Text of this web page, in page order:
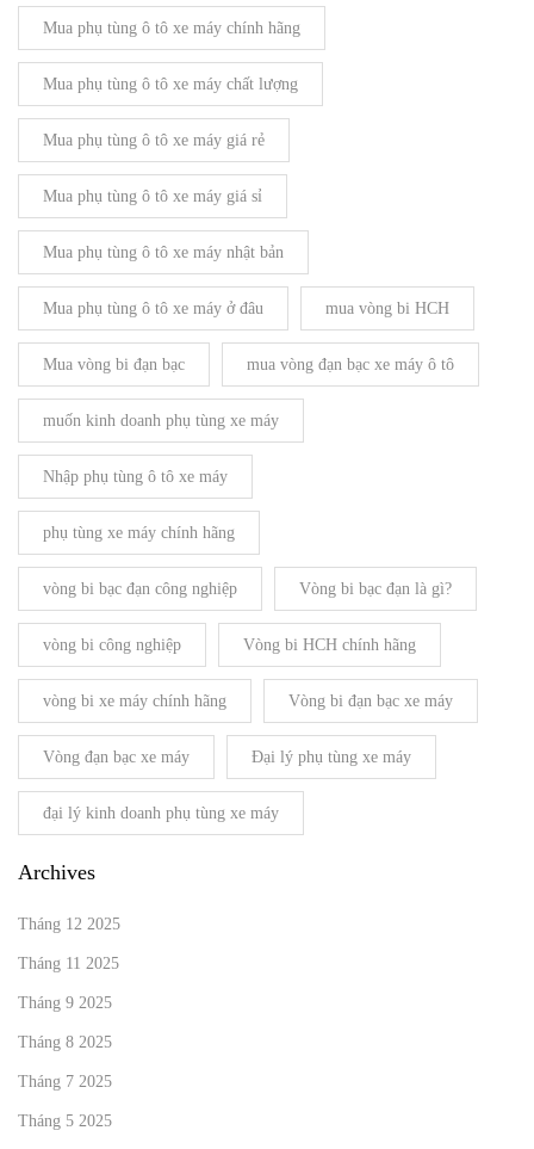
Mua phụ tùng ô tô xe máy chính hãng
Mua phụ tùng ô tô xe máy chất lượng
Mua phụ tùng ô tô xe máy giá rẻ
Mua phụ tùng ô tô xe máy giá sỉ
Mua phụ tùng ô tô xe máy nhật bản
Mua phụ tùng ô tô xe máy ở đâu mua vòng bi HCH
Mua vòng bi đạn bạc mua vòng đạn bạc xe máy ô tô
muốn kinh doanh phụ tùng xe máy
Nhập phụ tùng ô tô xe máy
phụ tùng xe máy chính hãng
vòng bi bạc đạn công nghiệp Vòng bi bạc đạn là gì?
vòng bi công nghiệp Vòng bi HCH chính hãng
vòng bi xe máy chính hãng Vòng bi đạn bạc xe máy
Vòng đạn bạc xe máy Đại lý phụ tùng xe máy
đại lý kinh doanh phụ tùng xe máy
Archives
Tháng 12 2025
Tháng 11 2025
Tháng 9 2025
Tháng 8 2025
Tháng 7 2025
Tháng 5 2025